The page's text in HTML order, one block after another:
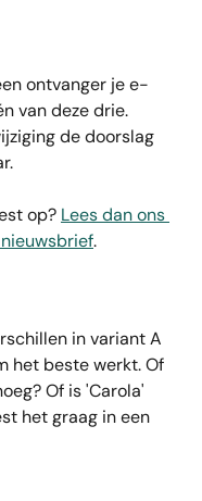
ontvanger je e-
van deze drie.
de doorslag
op? Lees dan ons
.
in variant A
het beste werkt. Of
Of is 'Carola'
het graag in een